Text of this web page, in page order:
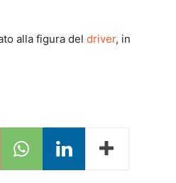
alla figura del driver, in